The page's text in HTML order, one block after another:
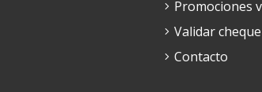
Promociones
Validar
Contacto